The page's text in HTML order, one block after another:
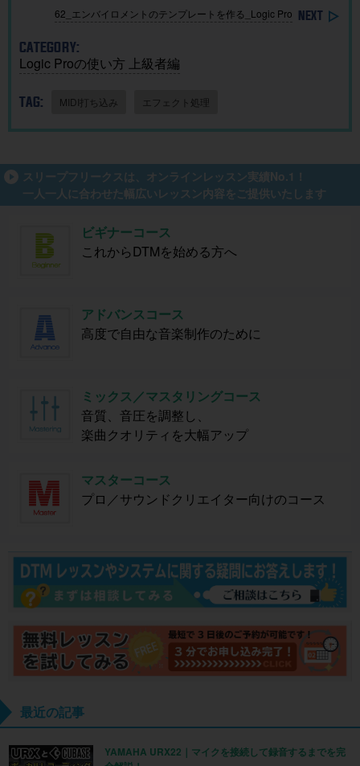
62_エンバイロメントのテンプレートを作る_Logic Pro
CATEGORY:
Logic Proの使い方 上級者編
TAG: MIDI打ち込み エフェクト処理
スリープフリークスは、オンラインレッスン実績No.1！
一人一人に合わせた幅広いレッスン内容をご提供いたします
ビギナーコース
これからDTMを始める方へ
アドバンスコース
高度で自由な音楽制作のために
ミックス／マスタリングコース
音質、音圧を調整し、
楽曲クオリティを大幅アップ
マスターコース
プロ／サウンドクリエイター向けのコース
最近の記事
YAMAHA URX22｜マイクを接続して録音するまでを完